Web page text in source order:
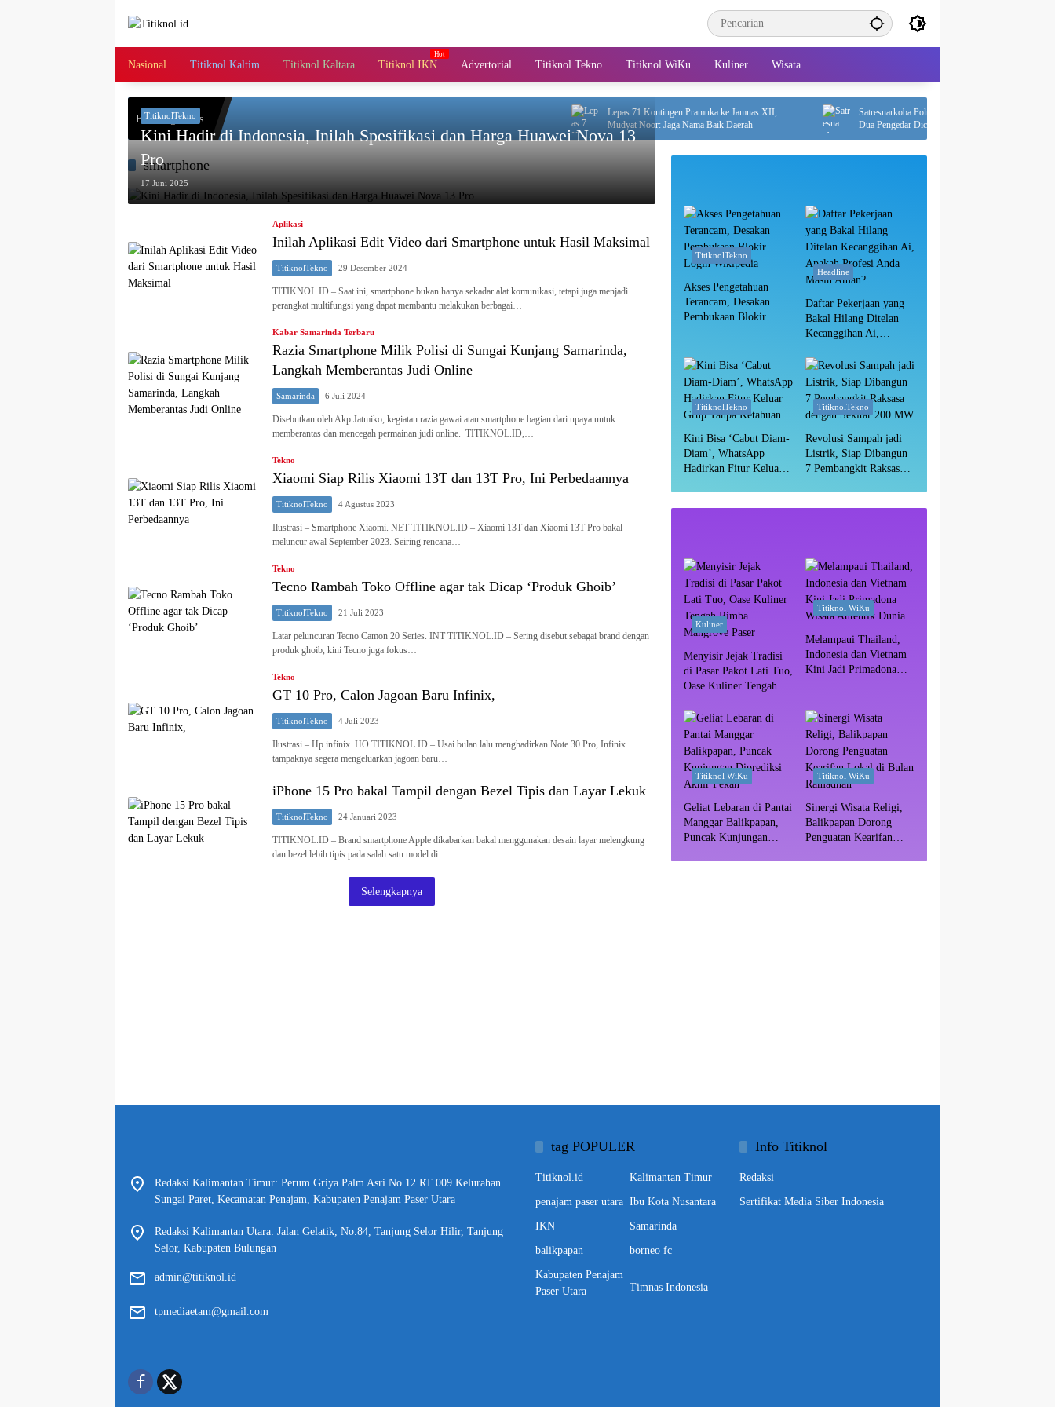
Nasional Titiknol Kaltim Titiknol Kaltara Titiknol IKN Advertorial Titiknol Tekno Titiknol WiKu Kuliner Wisata
Breaking News
Lepas 71 Kontingen Pramuka ke Jamnas XII,
Mudyat Noor: Jaga Nama Baik Daerah
Satresnarkoba Polres PPU Bongkar Peredaran Sabu,
Dua Pengedar Diciduk dengan 12 Paket Narkotika
smartphone
TitiknolTekno
Kini Hadir di Indonesia, Inilah Spesifikasi dan Harga Huawei Nova 13
Pro
17 Juni 2025
Aplikasi
Inilah Aplikasi Edit Video dari Smartphone untuk Hasil Maksimal
TitiknolTekno 29 Desember 2024
TITIKNOL.ID – Saat ini, smartphone bukan hanya sekadar alat komunikasi, tetapi juga menjadi
perangkat multifungsi yang dapat membantu melakukan berbagai…
Kabar Samarinda Terbaru
Razia Smartphone Milik Polisi di Sungai Kunjang Samarinda,
Langkah Memberantas Judi Online
Samarinda 6 Juli 2024
Disebutkan oleh Akp Jatmiko, kegiatan razia gawai atau smartphone bagian dari upaya untuk
memberantas dan mencegah permainan judi online. TITIKNOL.ID,…
Tekno
Xiaomi Siap Rilis Xiaomi 13T dan 13T Pro, Ini Perbedaannya
TitiknolTekno 4 Agustus 2023
Ilustrasi – Smartphone Xiaomi. NET TITIKNOL.ID – Xiaomi 13T dan Xiaomi 13T Pro bakal
meluncur awal September 2023. Seiring rencana…
Tekno
Tecno Rambah Toko Offline agar tak Dicap ‘Produk Ghoib’
TitiknolTekno 21 Juli 2023
Latar peluncuran Tecno Camon 20 Series. INT TITIKNOL.ID – Sering disebut sebagai brand dengan
produk ghoib, kini Tecno juga fokus…
Tekno
GT 10 Pro, Calon Jagoan Baru Infinix,
TitiknolTekno 4 Juli 2023
Ilustrasi – Hp infinix. HO TITIKNOL.ID – Usai bulan lalu menghadirkan Note 30 Pro, Infinix
tampaknya segera mengeluarkan jagoan baru…
iPhone 15 Pro bakal Tampil dengan Bezel Tipis dan Layar Lekuk
TitiknolTekno 24 Januari 2023
TITIKNOL.ID – Brand smartphone Apple dikabarkan bakal menggunakan desain layar melengkung
dan bezel lebih tipis pada salah satu model di…
Selengkapnya
TitiknolTekno
Akses Pengetahuan
Terancam, Desakan
Pembukaan Blokir
Headline
Daftar Pekerjaan yang
Bakal Hilang Ditelan
Kecanggihan Ai,
Masih Aman?
TitiknolTekno
Kini Bisa ‘Cabut Diam-
Diam’, WhatsApp
Hadirkan Fitur Keluar
TitiknolTekno
Revolusi Sampah jadi
Listrik, Siap Dibangun
7 Pembangkit Raksasa
Kuliner
Menyisir Jejak Tradisi
di Pasar Pakot Lati Tuo,
Oase Kuliner Tengah
Titiknol WiKu
Melampaui Thailand,
Indonesia dan Vietnam
Kini Jadi Primadona
Titiknol WiKu
Geliat Lebaran di Pantai
Manggar Balikpapan,
Puncak Kunjungan
Titiknol WiKu
Sinergi Wisata Religi,
Balikpapan Dorong
Penguatan Kearifan
Redaksi Kalimantan Timur: Perum Griya Palm Asri No 12 RT 009 Kelurahan
Sungai Paret, Kecamatan Penajam, Kabupaten Penajam Paser Utara
Redaksi Kalimantan Utara: Jalan Gelatik, No.84, Tanjung Selor Hilir, Tanjung
Selor, Kabupaten Bulungan
admin@titiknol.id
tpmediaetam@gmail.com
tag POPULER
Titiknol.id Kalimantan Timur
penajam paser utara Ibu Kota Nusantara
IKN Samarinda
balikpapan borneo fc
Kabupaten Penajam
Paser Utara
Timnas Indonesia
Info Titiknol
Redaksi
Sertifikat Media Siber Indonesia